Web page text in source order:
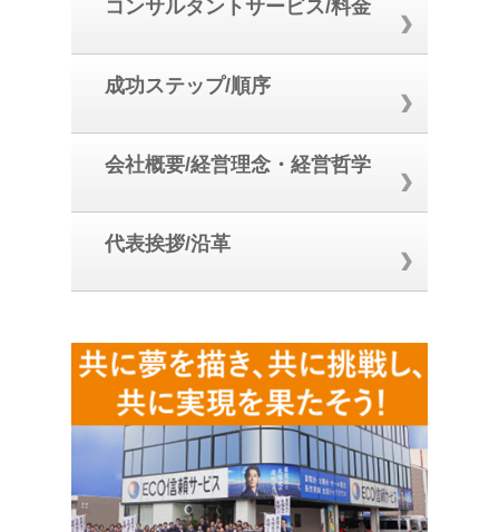
コンサルタントサービス/料金
成功ステップ/順序
会社概要/経営理念・経営哲学
代表挨拶/沿革